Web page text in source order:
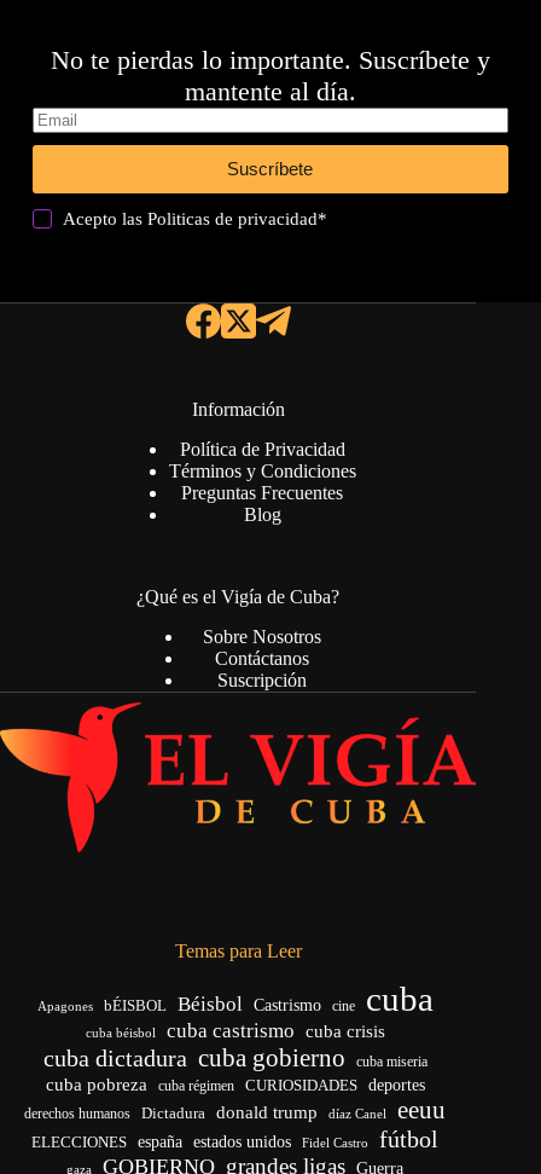
No te pierdas lo importante. Suscríbete y
mantente al día.
Suscríbete
Acepto lasPoliticas de privacidad*
Información
Política de Privacidad
Términos y Condiciones
Preguntas Frecuentes
Blog
¿Qué es el Vigía de Cuba?
Sobre Nosotros
Contáctanos
Suscripción
Temas para Leer
Apagones bÉISBOL Béisbol Castrismo cine cuba
cuba béisbol cuba castrismo cuba crisis
cuba dictadura cuba gobierno cuba miseria
cuba pobreza cuba régimen CURIOSIDADES deportes
derechos humanos Dictadura donald trump díaz Canel eeuu
ELECCIONES españa estados unidos Fidel Castro fútbol
gaza GOBIERNO grandes ligas Guerra